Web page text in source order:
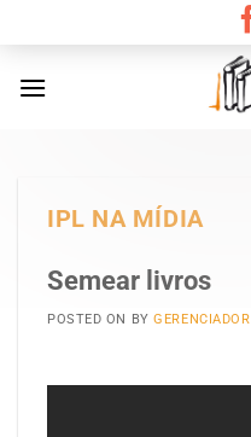
content
IPL NA MÍDIA
Semear livros
POSTED ON BYGERENCIADOR